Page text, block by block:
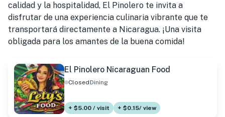
calidad y la hospitalidad, El Pinolero te invita a
disfrutar de una experiencia culinaria vibrante que te
transportará directamente a Nicaragua. ¡Una visita
obligada para los amantes de la buena comida!
El Pinolero Nicaraguan Food
ClosedDining
+ $5.00 / visit + $0.15/ view